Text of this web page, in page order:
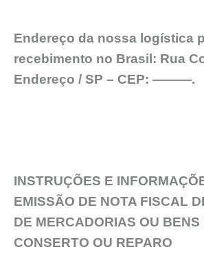
Endereço da nossa logística
recebimento no Brasil: Rua
Endereço / SP – CEP: ———.
INSTRUÇÕES E
EMISSÃO DE NOTA FISCAL
DE MERCADORIAS OU BENS
CONSERTO OU REPARO